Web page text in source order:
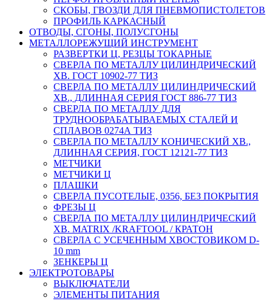
СКОБЫ, ГВОЗДИ ДЛЯ ПНЕВМОПИСТОЛЕТОВ
ПРОФИЛЬ КАРКАСНЫЙ
ОТВОДЫ, СГОНЫ, ПОЛУСГОНЫ
МЕТАЛЛОРЕЖУЩИЙ ИНСТРУМЕНТ
РАЗВЕРТКИ Ц, РЕЗЦЫ ТОКАРНЫЕ
СВЕРЛА ПО МЕТАЛЛУ ЦИЛИНДРИЧЕСКИЙ
ХВ. ГОСТ 10902-77 ТИЗ
СВЕРЛА ПО МЕТАЛЛУ ЦИЛИНДРИЧЕСКИЙ
ХВ., ДЛИННАЯ СЕРИЯ ГОСТ 886-77 ТИЗ
СВЕРЛА ПО МЕТАЛЛУ ДЛЯ
ТРУДНООБРАБАТЫВАЕМЫХ СТАЛЕЙ И
СПЛАВОВ 0274А ТИЗ
СВЕРЛА ПО МЕТАЛЛУ КОНИЧЕСКИЙ ХВ.,
ДЛИННАЯ СЕРИЯ, ГОСТ 12121-77 ТИЗ
МЕТЧИКИ
МЕТЧИКИ Ц
ПЛАШКИ
СВЕРЛА ПУСОТЕЛЫЕ, 0356, БЕЗ ПОКРЫТИЯ
ФРЕЗЫ Ц
СВЕРЛА ПО МЕТАЛЛУ ЦИЛИНДРИЧЕСКИЙ
ХВ. MATRIX /KRAFTOOL / КРАТОН
СВЕРЛА С УСЕЧЕННЫМ ХВОСТОВИКОМ D-
10 mm
ЗЕНКЕРЫ Ц
ЭЛЕКТРОТОВАРЫ
ВЫКЛЮЧАТЕЛИ
ЭЛЕМЕНТЫ ПИТАНИЯ